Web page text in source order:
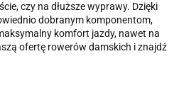
czy na dłuższe wyprawy. Dzięki
dobranym komponentom,
komfort jazdy, nawet na
ofertę rowerów damskich i znajdź